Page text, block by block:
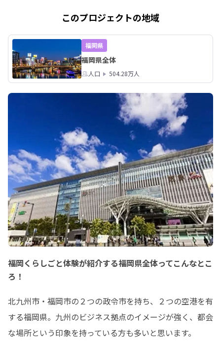
このプロジェクトの地域
福岡県
福岡県全体
人口 504.28万人
福岡くらしごと体験が紹介する福岡県全体ってこんなとこ
ろ！
北九州市・福岡市の２つの政令市を持ち、２つの空港を有
する福岡県。九州のビジネス拠点のイメージが強く、都会
な場所という印象を持っている方も多いと思います。